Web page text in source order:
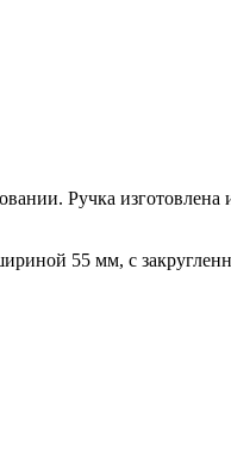
Ручка изготовлена
55 мм, с